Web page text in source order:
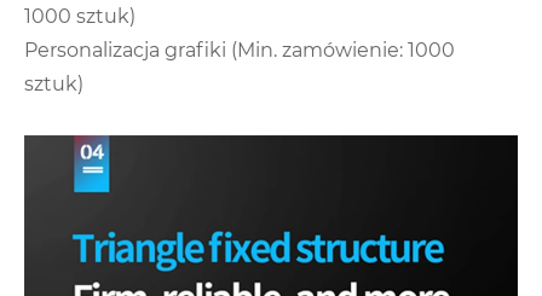
1000 sztuk)
Personalizacja grafiki (Min. zamówienie: 1000
sztuk)